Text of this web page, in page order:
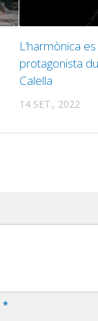
L’harmònica
protagonista
Calella
14 SET., 2022
*